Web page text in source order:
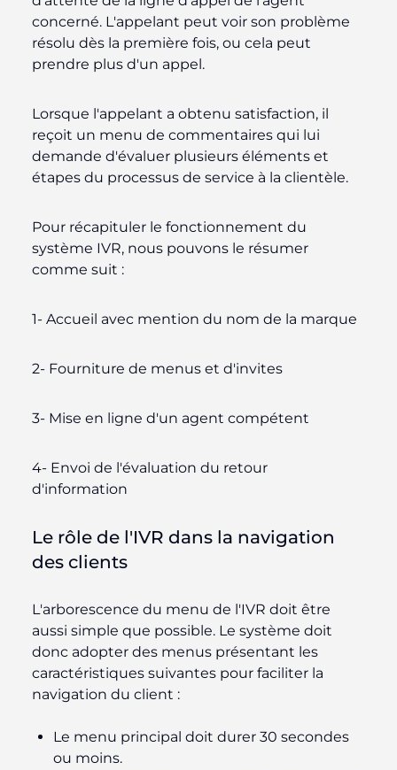
concerné. L'appelant peut voir son problème
résolu dès la première fois, ou cela peut
prendre plus d'un appel.
Lorsque l'appelant a obtenu satisfaction, il
reçoit un menu de commentaires qui lui
demande d'évaluer plusieurs éléments et
étapes du processus de service à la clientèle.
Pour récapituler le fonctionnement du
système IVR, nous pouvons le résumer
comme suit :
1- Accueil avec mention du nom de la marque
2- Fourniture de menus et d'invites
3- Mise en ligne d'un agent compétent
4- Envoi de l'évaluation du retour
d'information
Le rôle de l'IVR dans la navigation
des clients
L'arborescence du menu de l'IVR doit être
aussi simple que possible. Le système doit
donc adopter des menus présentant les
caractéristiques suivantes pour faciliter la
navigation du client :
Le menu principal doit durer 30 secondes
ou moins.